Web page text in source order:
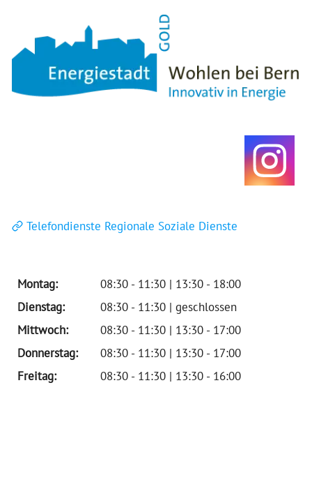
Telefondienste Regionale Soziale Dienste
Montag:
08:30 - 11:30 | 13:30 - 18:00
Dienstag:
08:30 - 11:30 | geschlossen
Mittwoch:
08:30 - 11:30 | 13:30 - 17:00
Donnerstag:
08:30 - 11:30 | 13:30 - 17:00
Freitag:
08:30 - 11:30 | 13:30 - 16:00